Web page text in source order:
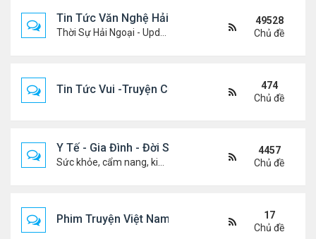
Tin Tức Văn Nghệ Hải Ngoại
49528
Chủ đề
Tin Tức Vui -Truyện Cười- Video Hài
474
Chủ đề
Y Tế - Gia Đình - Đời Sống
4457
Chủ đề
Phim Truyện Việt Nam Online
17
Chủ đề